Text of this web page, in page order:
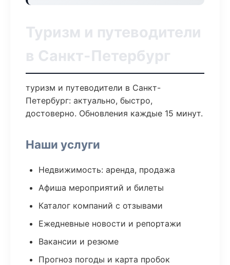
Туризм и путеводители
в Санкт-Петербург
туризм и путеводители в Санкт-
Петербург: актуально, быстро,
достоверно. Обновления каждые 15 минут.
Наши услуги
Недвижимость: аренда, продажа
Афиша мероприятий и билеты
Каталог компаний с отзывами
Ежедневные новости и репортажи
Вакансии и резюме
Прогноз погоды и карта пробок